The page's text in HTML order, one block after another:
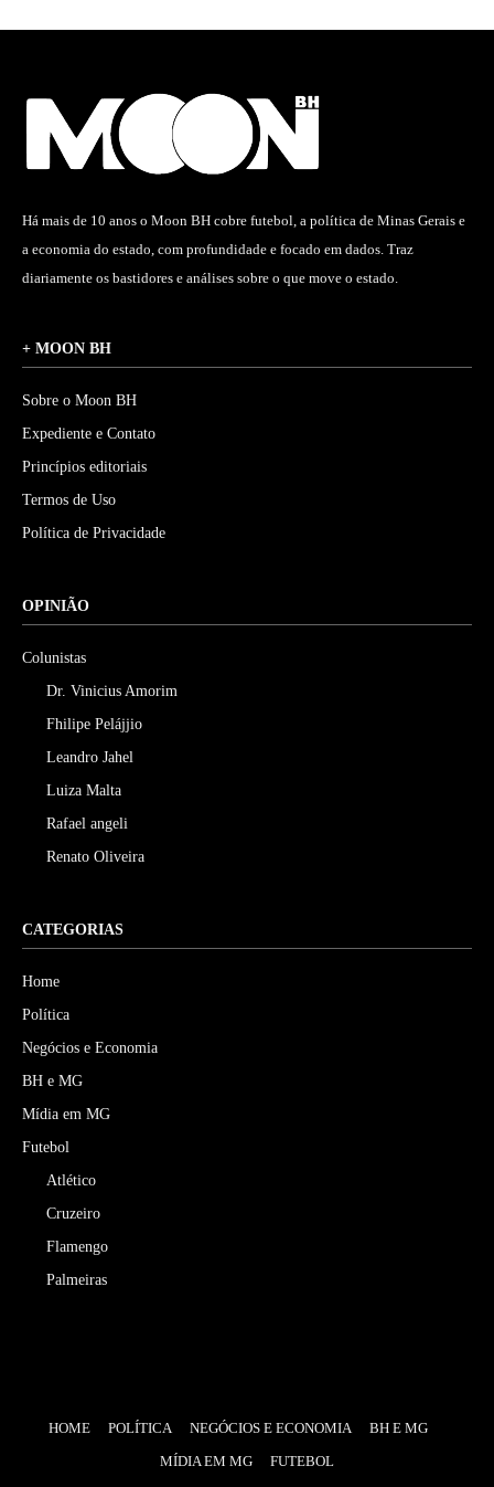
Há mais de 10 anos o Moon BH cobre futebol, a política de Minas Gerais e
a economia do estado, com profundidade e focado em dados. Traz
diariamente os bastidores e análises sobre o que move o estado.
+ MOON BH
Sobre o Moon BH
Expediente e Contato
Princípios editoriais
Termos de Uso
Política de Privacidade
OPINIÃO
Colunistas
Dr. Vinicius Amorim
Fhilipe Pelájjio
Leandro Jahel
Luiza Malta
Rafael angeli
Renato Oliveira
CATEGORIAS
Home
Política
Negócios e Economia
BH e MG
Mídia em MG
Futebol
Atlético
Cruzeiro
Flamengo
Palmeiras
HOME POLÍTICA NEGÓCIOS E ECONOMIA
BH E MG
MÍDIA EM MG
FUTEBOL